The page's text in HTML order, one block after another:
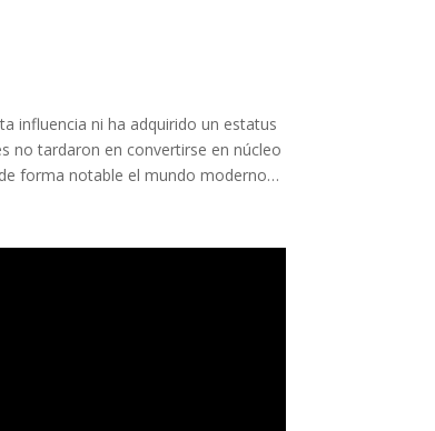
influencia ni ha adquirido un estatus
no tardaron en convertirse en núcleo
forma notable el mundo moderno…